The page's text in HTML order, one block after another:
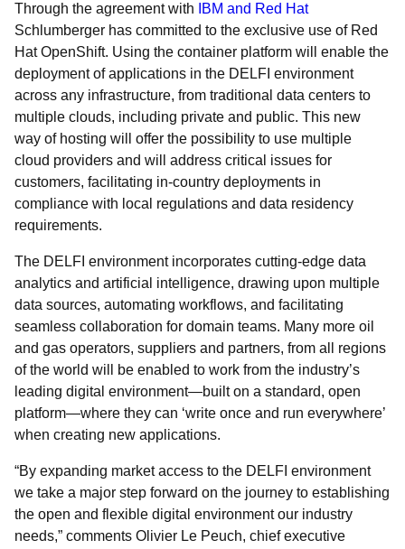
Through the agreement with
IBM and Red Hat
Schlumberger has committed to the exclusive use of Red
Hat OpenShift. Using the container platform will enable the
deployment of applications in the DELFI environment
across any infrastructure, from traditional data centers to
multiple clouds, including private and public. This new
way of hosting will offer the possibility to use multiple
cloud providers and will address critical issues for
customers, facilitating in-country deployments in
compliance with local regulations and data residency
requirements.
The DELFI environment incorporates cutting-edge data
analytics and artificial intelligence, drawing upon multiple
data sources, automating workflows, and facilitating
seamless collaboration for domain teams. Many more oil
and gas operators, suppliers and partners, from all regions
of the world will be enabled to work from the industry’s
leading digital environment—built on a standard, open
platform—where they can ‘write once and run everywhere’
when creating new applications.
“By expanding market access to the DELFI environment
we take a major step forward on the journey to establishing
the open and flexible digital environment our industry
needs,” comments Olivier Le Peuch, chief executive